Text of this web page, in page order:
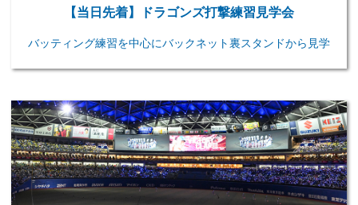
【当日先着】ドラゴンズ打撃練習見学会
バッティング練習を中心にバックネット裏スタンドから見学